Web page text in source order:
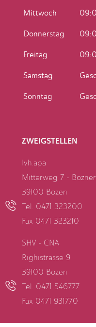
Mittwoch
Donnerstag
Freitag
Samstag
Sonntag
ZWEIGSTELLEN
Ivh.apa
Mitterweg 7 -
39100 Bozen
Tel. 0471 323200
Fax 0471 323210
SHV - CNA
Righistrasse 9
39100 Bozen
Tel. 0471 546777
Fax 0471 931770